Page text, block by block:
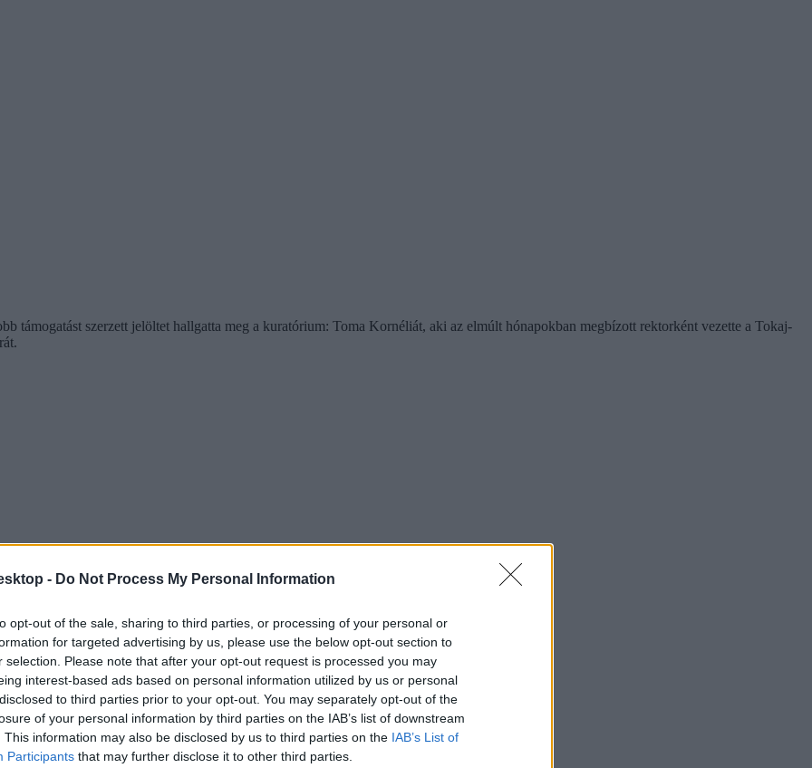
- Do Not Process My Personal Information
opt-out of the sale, sharing to third parties, or processing of your personal or
for targeted advertising by us, please use the below opt-out section to
selection. Please note that after your opt-out request is processed you may
interest-based ads based on personal information utilized by us or personal
to third parties prior to your opt-out. You may separately opt-out of the
of your personal information by third parties on the IAB’s list of downstream
This information may also be disclosed by us to third parties on the IAB’s List of
Participants that may further disclose it to other third parties.
támogatást szerzett jelöltet hallgatta meg a kuratórium: Toma Kornéliát, aki az elmúlt hónapokban megbízott rektorként vezette a Tokaj-